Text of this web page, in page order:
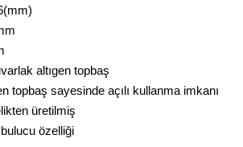
altıgen topbaş
topbaş sayesinde açılı kullanma imkanı
üretilmiş
özelliği